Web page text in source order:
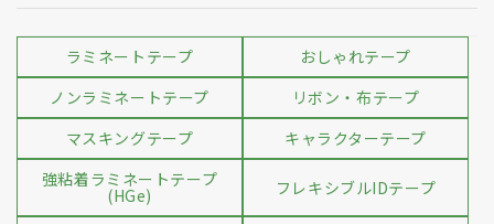
ラミネートテープ
おしゃれテープ
ノンラミネートテープ
リボン・布テープ
マスキングテープ
キャラクターテープ
強粘着ラミネートテープ
(HGe) フレキシブルIDテープ